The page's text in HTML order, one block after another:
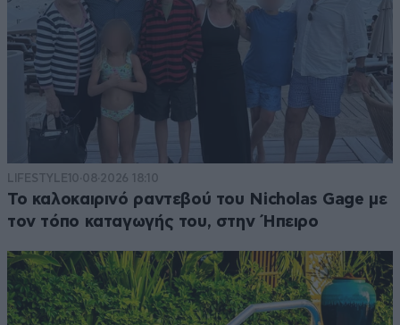
LIFESTYLE10·08·2026 18:10
Το καλοκαιρινό ραντεβού του Nicholas Gage με
τον τόπο καταγωγής του, στην Ήπειρο